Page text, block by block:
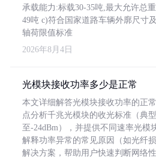
承载能力:标载30-35吨,最大允许总重
49吨 c)符合国家道路车辆外廓尺寸及
轴荷限值标准
2026年8月4日
光模块接收功率多少是正常
本文详细解答光模块接收功率的正
点分析千兆光模块的收光标准（典
至-24dBm），并提供不同速率光模
解释功率异常的常见原因（如光纤
解决方案，帮助用户快速判断网络性